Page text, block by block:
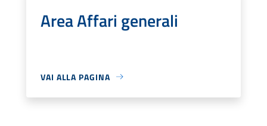
Area Affari generali
VAI ALLA PAGINA